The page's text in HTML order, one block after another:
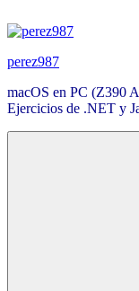
al
perez987
macOS en PC (Z390
Ejercicios de .NET y